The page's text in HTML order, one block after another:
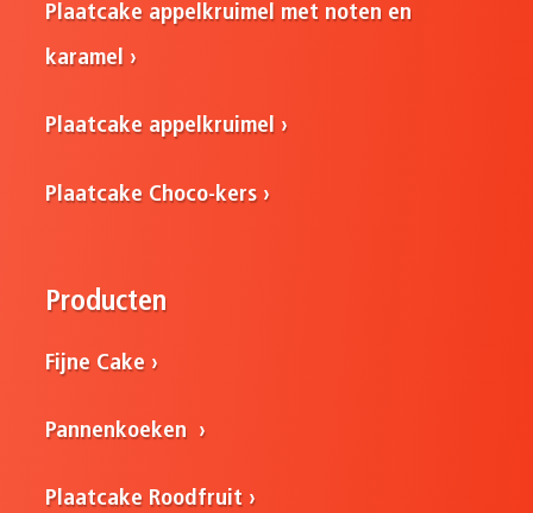
Plaatcake appelkruimel met noten en
karamel
Plaatcake appelkruimel
Plaatcake Choco-kers
Producten
Fijne Cake
Pannenkoeken
Plaatcake Roodfruit